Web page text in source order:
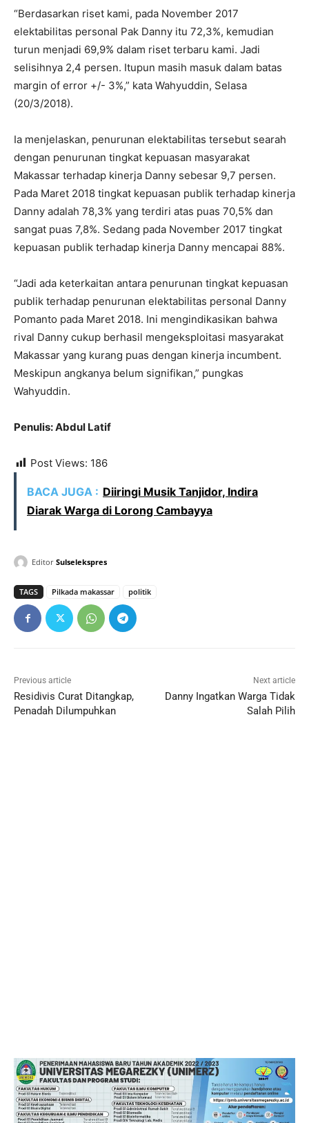
“Berdasarkan riset kami, pada November 2017
elektabilitas personal Pak Danny itu 72,3%, kemudian
turun menjadi 69,9% dalam riset terbaru kami. Jadi
selisihnya 2,4 persen. Itupun masih masuk dalam batas
margin of error +/- 3%,” kata Wahyuddin, Selasa
(20/3/2018).
Ia menjelaskan, penurunan elektabilitas tersebut searah
dengan penurunan tingkat kepuasan masyarakat
Makassar terhadap kinerja Danny sebesar 9,7 persen.
Pada Maret 2018 tingkat kepuasan publik terhadap kinerja
Danny adalah 78,3% yang terdiri atas puas 70,5% dan
sangat puas 7,8%. Sedang pada November 2017 tingkat
kepuasan publik terhadap kinerja Danny mencapai 88%.
“Jadi ada keterkaitan antara penurunan tingkat kepuasan
publik terhadap penurunan elektabilitas personal Danny
Pomanto pada Maret 2018. Ini mengindikasikan bahwa
rival Danny cukup berhasil mengeksploitasi masyarakat
Makassar yang kurang puas dengan kinerja incumbent.
Meskipun angkanya belum signifikan,” pungkas
Wahyuddin.
Penulis: Abdul Latif
Post Views: 186
BACA JUGA : Diiringi Musik Tanjidor, Indira
Diarak Warga di Lorong Cambayya
Editor Sulselekspres
TAGS Pilkada makassar politik
Previous article
Residivis Curat Ditangkap,
Penadah Dilumpuhkan
Next article
Danny Ingatkan Warga Tidak
Salah Pilih